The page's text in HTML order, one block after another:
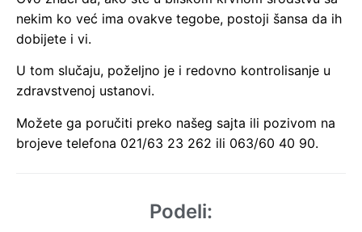
nekim ko već ima ovakve tegobe, postoji šansa da ih
dobijete i vi.
U tom slučaju, poželjno je i redovno kontrolisanje u
zdravstvenoj ustanovi.
Možete ga poručiti preko našeg sajta ili pozivom na
brojeve telefona 021/63 23 262 ili 063/60 40 90.
Podeli: